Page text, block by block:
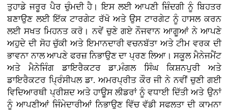
ਤੁਹਾਡੇ ਜਰੂਰ ਪੈਰ ਚੁੰਮਦੀ ਹੈ। ਇਸ ਲਈ ਆਪਣੀ ਜ਼ਿੰਦਗੀ ਨੂੰ ਬਿਹਤਰ
ਬਣਾਉਣ ਲਈ ਇੱਕ ਟਾਰਗੇਟ ਰੱਖੋ ਅਤੇ ਉਸ ਟਾਰਗੇਟ ਨੂੰ ਹਾਸਲ ਕਰਨ
ਲਈ ਸਖਤ ਮਿਹਨਤ ਕਰੋ। ਨਵੇਂ ਚੁਣੇ ਗਏ ਨੌਜਵਾਨ ਆਗੂਆਂ ਨੇ ਆਪਣੇ
ਅਹੁਦੇ ਦੀ ਸੋਹ ਚੁੱਕੀ ਅਤੇ ਇਮਾਨਦਾਰੀ ਵਚਨਬੱਤਾ ਅਤੇ ਟੀਮ ਵਰਕ ਦੀ
ਭਾਵਨਾ ਨਾਲ ਆਪਣੇ ਫਰਜ਼ ਨਿਭਾਉਣ ਦਾ ਪ੍ਰਣ ਲਿਆ। ਸਕੂਲ ਮੈਨੇਜਮੈਂਟ
ਅਤੇ ਮੈਨੇਜਿੰਗ ਡਾਇਰੈਕਟਰ ਡਾ.ਮੰਗਲ ਸਿੰਘ ਕਿਸ਼ਨਪੁਰੀ ਅਤੇ
ਡਾਇਰੈਕਟਰ ਪ੍ਰਿੰਸੀਪਲ ਡਾ. ਅਮਰਪ੍ਰੀਤ ਕੌਰ ਜੀ ਨੇ ਨਵੀਂ ਚੁਣੀ ਗਈ
ਵਿਦਿਆਰਥੀ ਪ੍ਰੀਸ਼ਦ ਅਤੇ ਹਾਊਸ ਲੀਡਰਾਂ ਨੂੰ ਵਧਾਈ ਦਿੱਤੀ ਅਤੇ ਉਨਾਂ
ਨੂੰ ਆਪਣੀਆਂ ਜਿੰਮੇਦਾਰੀਆਂ ਨਿਭਾਉਣ ਵਿੱਚ ਵੱਡੀ ਸਫਲਤਾ ਦੀ ਕਾਮਨਾ